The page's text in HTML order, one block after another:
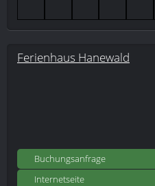
Ferienhaus Hanewald
Buchungsanfrage
Internetseite